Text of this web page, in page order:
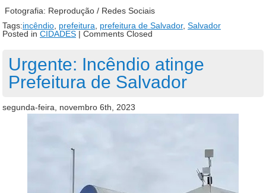
Fotografia: Reprodução / Redes Sociais
Tags:incêndio, prefeitura, prefeitura de Salvador, Salvador
Posted in CIDADES | Comments Closed
Urgente: Incêndio atinge
Prefeitura de Salvador
segunda-feira, novembro 6th, 2023